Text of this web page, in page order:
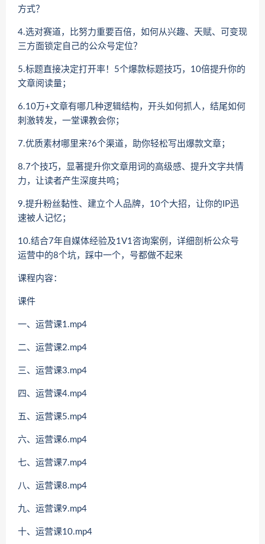
方式？
4.选对赛道，比努力重要百倍，如何从兴趣、天赋、可变现
三方面锁定自己的公众号定位？
5.标题直接决定打开率！5个爆款标题技巧，10倍提升你的
文章阅读量；
6.10万+文章有哪几种逻辑结构，开头如何抓人，结尾如何
刺激转发，一堂课教会你；
7.优质素材哪里来?6个渠道，助你轻松写出爆款文章；
8.7个技巧，显著提升你文章用词的高级感、提升文字共情
力，让读者产生深度共鸣；
9.提升粉丝黏性、建立个人品牌，10个大招，让你的IP迅
速被人记忆；
10.结合7年自媒体经验及1V1咨询案例，详细剖析公众号
运营中的8个坑，踩中一个，号都做不起来
课程内容：
课件
一、运营课1.mp4
二、运营课2.mp4
三、运营课3.mp4
四、运营课4.mp4
五、运营课5.mp4
六、运营课6.mp4
七、运营课7.mp4
八、运营课8.mp4
九、运营课9.mp4
十、运营课10.mp4